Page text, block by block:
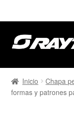
Ir
a
navegación
Ir
al
Chapas
Chapas
Inicio Chapa
formas y patrones